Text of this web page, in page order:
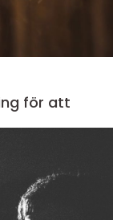
för att